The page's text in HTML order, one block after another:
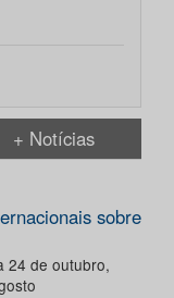
+ Notícias
sobre
24 de outubro,